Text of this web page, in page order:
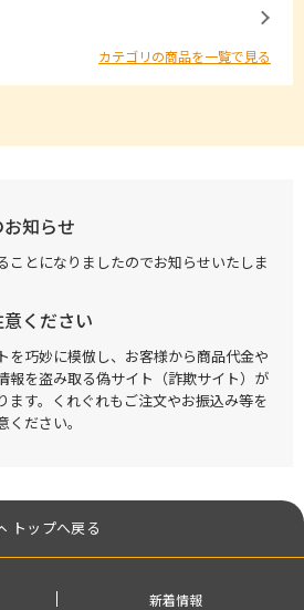
カテゴリの商品を一覧で見る
知らせ
ことになりましたのでお知らせいたしま
ください
を巧妙に模倣し、お客様から商品代金や
報を盗み取る偽サイト（詐欺サイト）が
ます。くれぐれもご注文やお振込み等を
ださい。
トップへ戻る
新着情報